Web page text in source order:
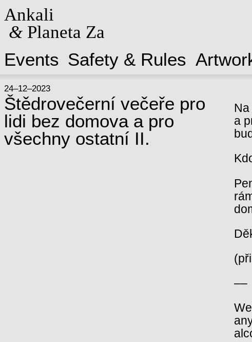
Ankali
&Planeta Za
Events Safety & Rules
24–12–2023
Štědrovečerní večeře pro
lidi bez domova a pro
všechny ostatní II.
a
––